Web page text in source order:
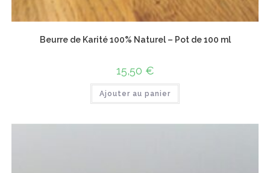
Beurre de Karité 100% Naturel – Pot de 100 ml
15,50 €
Ajouter au panier